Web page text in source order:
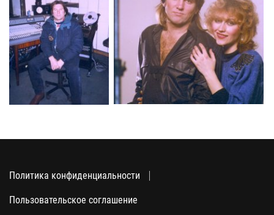
Политика конфиденциальности
Пользовательское соглашение